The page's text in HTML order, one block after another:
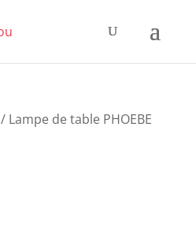
/ Lampe de table PHOEBE